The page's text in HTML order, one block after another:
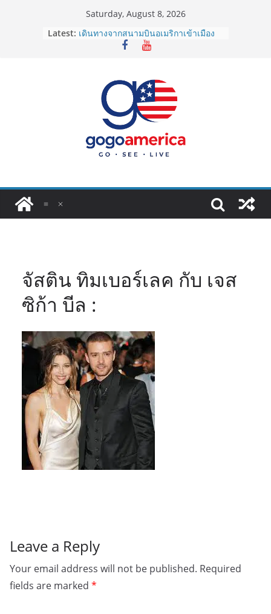
Saturday, August 8, 2026
Latest: เดินทางจากสนามบินอเมริกาเข้าเมือง
2026: LAX, JFK, SFO ไปยังไงดี?
ประเทศต้องรู้
ซิมการ์ดอเมริกา 2026: ใช้ยี่ห้อไหนดี
ที่สุด? เปรียบเทียบครบจบในบทความ
โอนเงินจากอเมริกากลับไทย ใช้วิธีไหน
ประหยัดและคุ้มที่สุดในปี 2026?
VPN สำหรับใช้ในอเมริกา 2026: ตัว
จัสติน ทิมเบอร์เลค กับ เจส
ซิก้า บีล :
Leave a Reply
Your email address will not be published. Required
fields are marked *